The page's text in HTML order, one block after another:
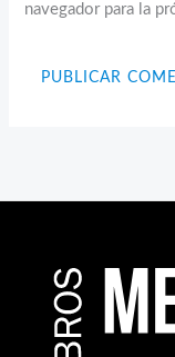
navegador para la